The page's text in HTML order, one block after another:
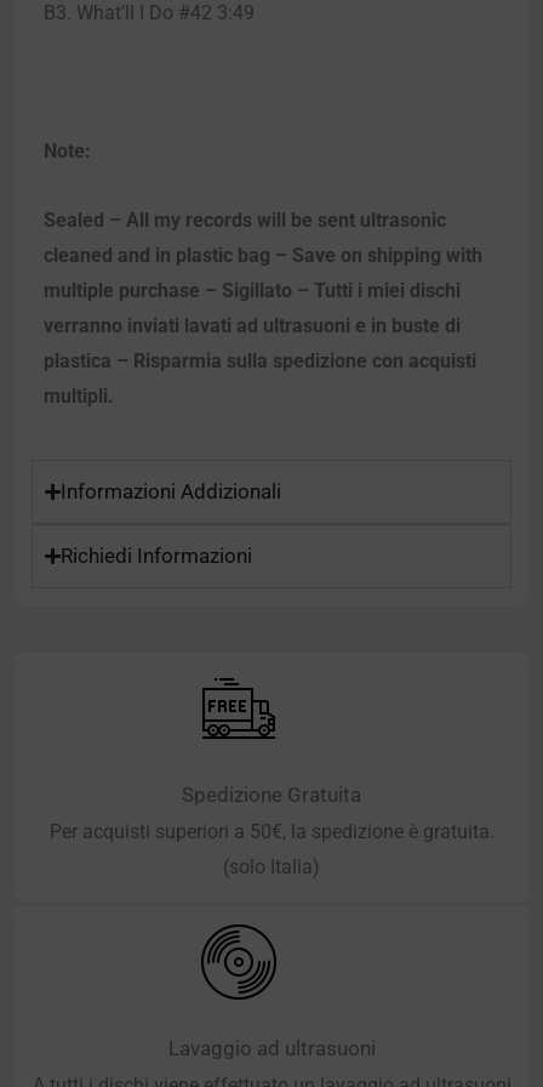
B3. What’ll I Do #42 3:49
Note:
Sealed – All my records will be sent ultrasonic
cleaned and in plastic bag – Save on shipping with
multiple purchase – Sigillato – Tutti i miei dischi
verranno inviati lavati ad ultrasuoni e in buste di
plastica – Risparmia sulla spedizione con acquisti
multipli.
Informazioni Addizionali
Richiedi Informazioni
Spedizione Gratuita
Per acquisti superiori a 50€, la spedizione è gratuita.
(solo Italia)
Lavaggio ad ultrasuoni